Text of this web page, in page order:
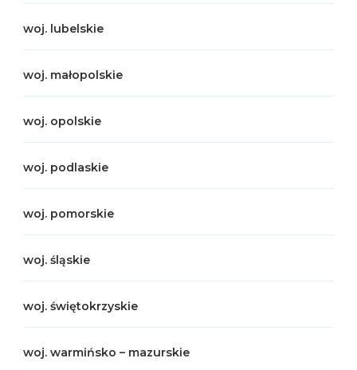
woj. lubelskie
woj. małopolskie
woj. opolskie
woj. podlaskie
woj. pomorskie
woj. śląskie
woj. świętokrzyskie
woj. warmińsko – mazurskie